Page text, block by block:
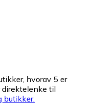
hvorav 5 er
direktelenke til
butikker.